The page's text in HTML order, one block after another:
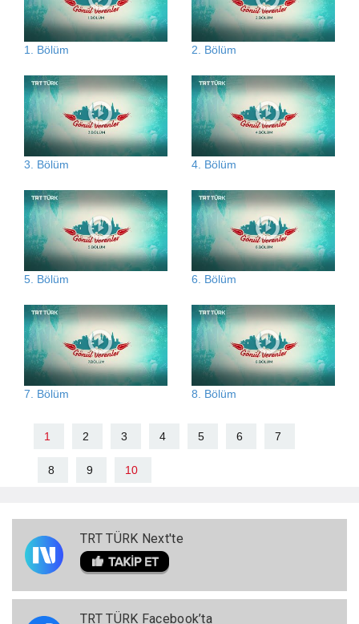
1. Bölüm 2. Bölüm
3. Bölüm 4. Bölüm
5. Bölüm 6. Bölüm
7. Bölüm 8. Bölüm
1 2 3 4 5 6 7
8 9 10
TRT TÜRK Next'te
TRT TÜRK Facebook’ta